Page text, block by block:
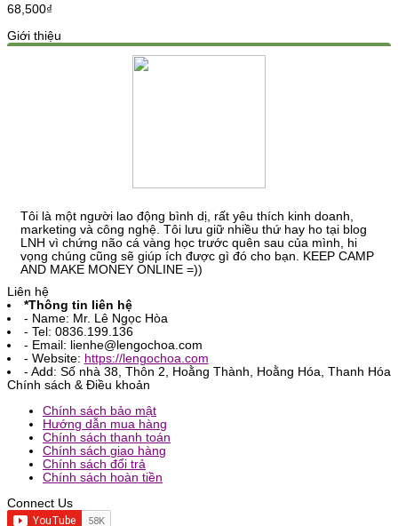
68,500₫
Giới thiệu
Tôi là một người lao động bình dị, rất yêu thích kinh doanh,
marketing và công nghệ. Tôi lưu giữ nhiều thứ hay ho tại blog
LNH vì chứng não cá vàng học trước quên sau của mình, hi
vọng chúng cũng sẽ giúp ích được gì đó cho bạn. KEEP CAMP
AND MAKE MONEY ONLINE =))
Liên hệ
*Thông tin liên hệ
- Name: Mr. Lê Ngọc Hòa
- Tel: 0836.199.136
- Email: lienhe@lengochoa.com
- Website: https://lengochoa.com
- Add: Số nhà 38, Thôn 2, Hoằng Thành, Hoằng Hóa, Thanh Hóa
Chính sách & Điều khoản
Chính sách bảo mật
Hướng dẫn mua hàng
Chính sách thanh toán
Chính sách giao hàng
Chính sách đổi trả
Chính sách hoàn tiền
Connect Us